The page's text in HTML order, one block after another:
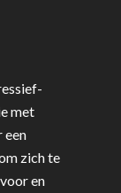
met
een
zich te
en